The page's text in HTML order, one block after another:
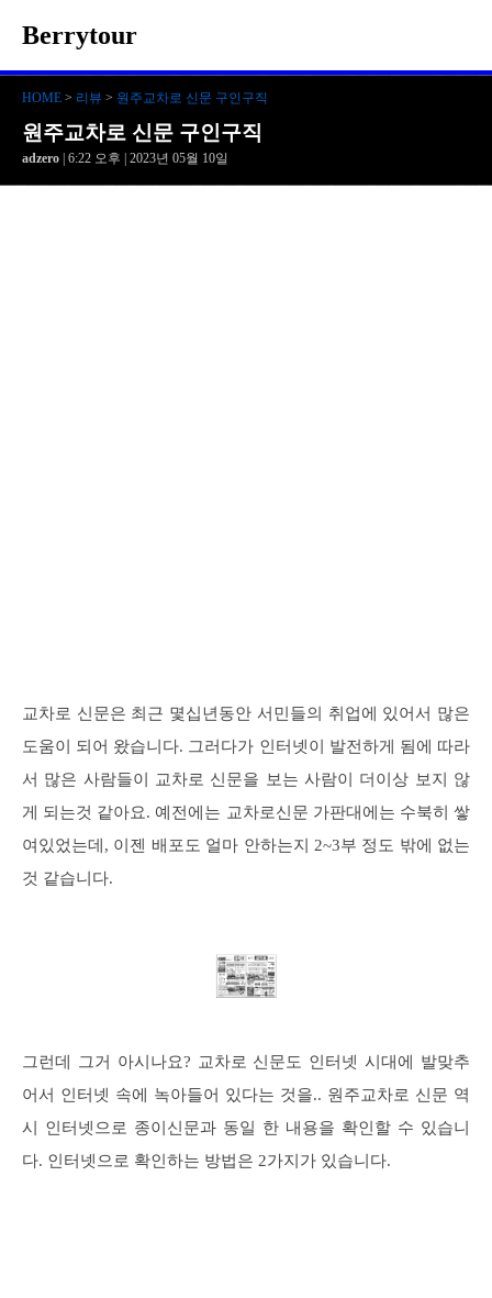
Berrytour
HOME > 리뷰 > 원주교차로 신문 구인구직
원주교차로 신문 구인구직
adzero | 6:22 오후 | 2023년 05월 10일
교차로 신문은 최근 몇십년동안 서민들의 취업에 있어서 많은
도움이 되어 왔습니다. 그러다가 인터넷이 발전하게 됨에 따라
서 많은 사람들이 교차로 신문을 보는 사람이 더이상 보지 않
게 되는것 같아요. 예전에는 교차로신문 가판대에는 수북히 쌓
여있었는데, 이젠 배포도 얼마 안하는지 2~3부 정도 밖에 없는
것 같습니다.
그런데 그거 아시나요? 교차로 신문도 인터넷 시대에 발맞추
어서 인터넷 속에 녹아들어 있다는 것을.. 원주교차로 신문 역
시 인터넷으로 종이신문과 동일 한 내용을 확인할 수 있습니
다. 인터넷으로 확인하는 방법은 2가지가 있습니다.